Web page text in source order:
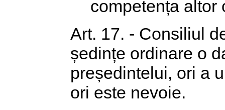
competența altor
Art. 17. - Consiliul
ședințe ordinare o
președintelui, ori a
ori este nevoie.